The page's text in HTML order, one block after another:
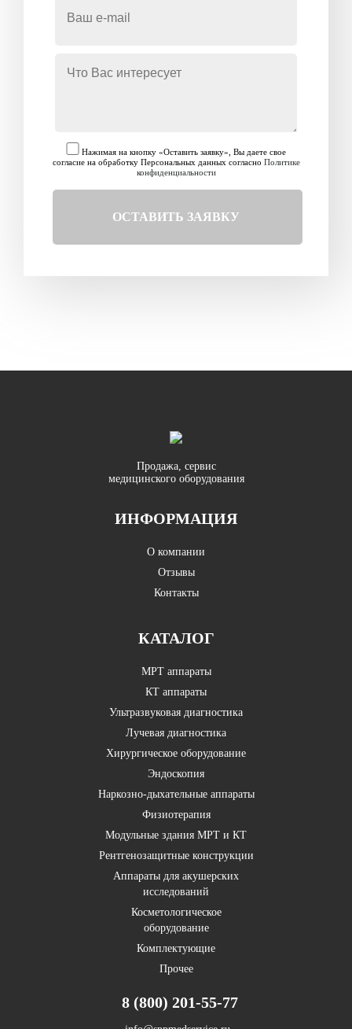
Нажимая на кнопку «Оставить заявку», Вы даете свое
согласие на обработку Персональных данных согласно Политике
конфиденциальности
ОСТАВИТЬ ЗАЯВКУ
Продажа, сервис
медицинского оборудования
ИНФОРМАЦИЯ
О компании
Отзывы
Контакты
КАТАЛОГ
МРТ аппараты
КТ аппараты
Ультразвуковая диагностика
Лучевая диагностика
Хирургическое оборудование
Эндоскопия
Наркозно-дыхательные аппараты
Физиотерапия
Модульные здания МРТ и КТ
Рентгенозащитные конструкции
Аппараты для акушерских
исследований
Косметологическое
оборудование
Комплектующие
Прочее
8 (800) 201-55-77